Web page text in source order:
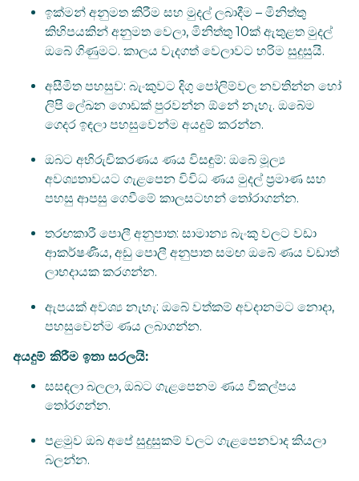
ඉක්මන් අනුමත කිරීම සහ මුදල් ලබාදීම – මිනිත්තු
කිහිපයකින් අනුමත වෙලා, මිනිත්තු 10ක් ඇතුළත මුදල්
ඔබේ ගිණුමට. කාලය වැදගත් වෙලාවට හරිම සුදුසුයි.
අසීමිත පහසුව: බැංකුවට දිගු පෝලිම්වල නවතින්න හෝ
ලිපි ලේඛන ගොඩක් පුරවන්න ඕනේ නැහැ. ඔබේම
ගෙදර ඉඳලා පහසුවෙන්ම අයදුම් කරන්න.
ඔබට අභිරුචිකරණය ණය විසඳුම්: ඔබේ මූල්‍ය
අවශ්‍යතාවයට ගැළපෙන විවිධ ණය මුදල් ප්‍රමාණ සහ
පහසු ආපසු ගෙවීමේ කාලසටහන් තෝරාගන්න.
තරඟකාරී පොලී අනුපාත: සාමාන්‍ය බැංකු වලට වඩා
ආකර්ෂණීය, අඩු පොලී අනුපාත සමඟ ඔබේ ණය වඩාත්
ලාභදායක කරගන්න.
ඇපයක් අවශ්‍ය නැහැ: ඔබේ වත්කම් අවදානමට නොදා,
පහසුවෙන්ම ණය ලබාගන්න.
අයදුම් කිරීම ඉතා සරලයි:
සසඳලා බලලා, ඔබට ගැළපෙනම ණය විකල්පය
තෝරගන්න.
පළමුව ඔබ අපේ සුදුසුකම් වලට ගැළපෙනවාද කියලා
බලන්න.